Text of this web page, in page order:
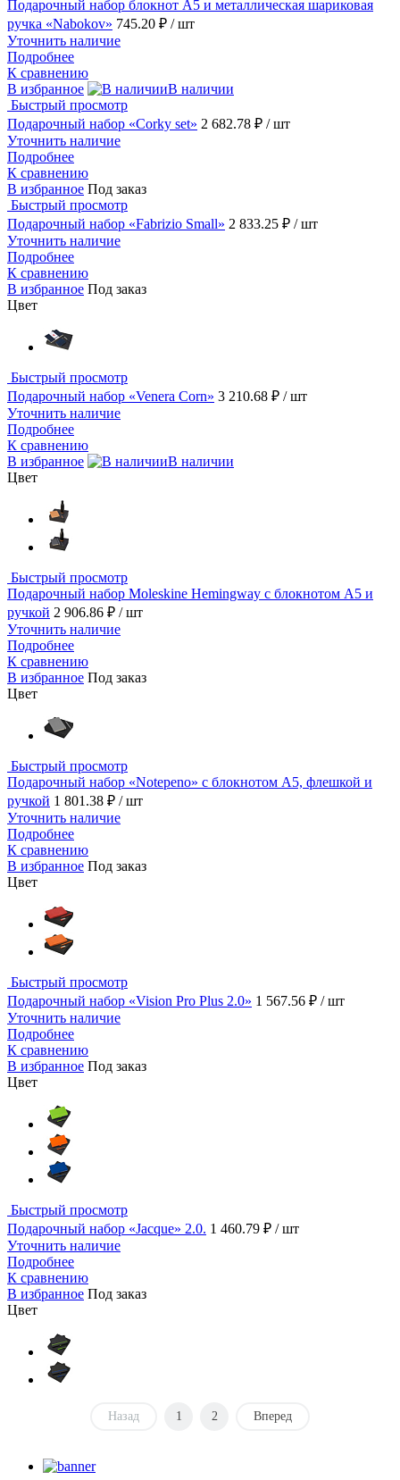
Подарочный набор блокнот А5 и металлическая шариковая
ручка «Nabokov» 745.20 ₽ / шт
Уточнить наличие
Подробнее
К сравнению
В избранное
В наличии
Быстрый просмотр
Подарочный набор «Corky set» 2 682.78 ₽ / шт
Уточнить наличие
Подробнее
К сравнению
В избранное Под заказ
Быстрый просмотр
Подарочный набор «Fabrizio Small» 2 833.25 ₽ / шт
Уточнить наличие
Подробнее
К сравнению
В избранное Под заказ
Цвет
Быстрый просмотр
Подарочный набор «Venera Corn» 3 210.68 ₽ / шт
Уточнить наличие
Подробнее
К сравнению
В избранное
В наличии
Цвет
Быстрый просмотр
Подарочный набор Moleskine Hemingway с блокнотом А5 и
ручкой 2 906.86 ₽ / шт
Уточнить наличие
Подробнее
К сравнению
В избранное Под заказ
Цвет
Быстрый просмотр
Подарочный набор «Notepeno» с блокнотом А5, флешкой и
ручкой 1 801.38 ₽ / шт
Уточнить наличие
Подробнее
К сравнению
В избранное Под заказ
Цвет
Быстрый просмотр
Подарочный набор «Vision Pro Plus 2.0» 1 567.56 ₽ / шт
Уточнить наличие
Подробнее
К сравнению
В избранное Под заказ
Цвет
Быстрый просмотр
Подарочный набор «Jacque» 2.0. 1 460.79 ₽ / шт
Уточнить наличие
Подробнее
К сравнению
В избранное Под заказ
Цвет
Назад 1 2 Вперед